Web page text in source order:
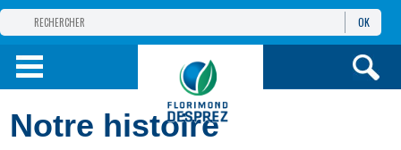
GROUPE
PRODUITS
OK
Notre histoire